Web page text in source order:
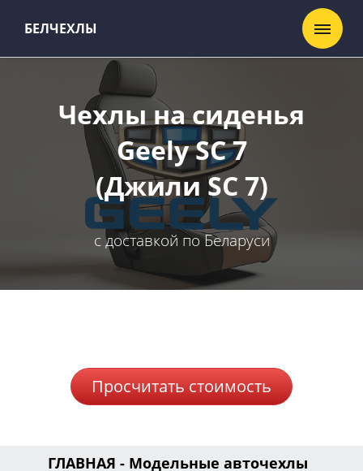
БЕЛЧЕХЛЫ
Чехлы на сиденья
Geely SC 7
(Джили SC 7)
с доставкой по Беларуси
Просчитать стоимость
ГЛАВНАЯ - Модельные авточехлы